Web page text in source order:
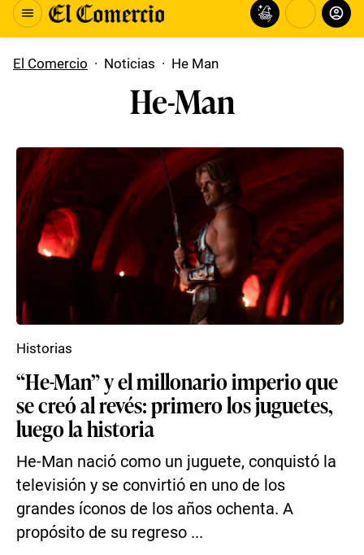
El Comercio · Noticias · He Man
He-Man
“He-Man” y el millonario imperio que
se creó al revés: primero los juguetes,
luego la historia
He-Man nació como un juguete, conquistó la
televisión y se convirtió en uno de los
grandes íconos de los años ochenta. A
propósito de su regreso ...
Historias